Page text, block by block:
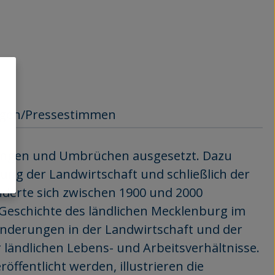
Pressestimmen
und Umbrüchen ausgesetzt. Dazu
der Landwirtschaft und schließlich der
sich zwischen 1900 und 2000
des ländlichen Mecklenburg im
in der Landwirtschaft und der
Lebens- und Arbeitsverhältnisse.
werden, illustrieren die